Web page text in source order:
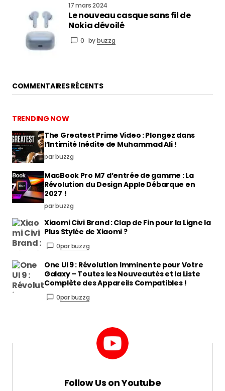
17 mars 2024
Le nouveau casque sans fil de
Nokia dévoilé
0 bybuzzg
COMMENTAIRES RÉCENTS
TRENDING NOW
The Greatest Prime Video : Plongez dans
l’Intimité Inédite de Muhammad Ali !
par buzzg
MacBook Pro M7 d’entrée de gamme : La
Révolution du Design Apple Débarque en
2027 !
par buzzg
Xiaomi Civi Brand : Clap de Fin pour la Ligne la
Plus Stylée de Xiaomi ?
0par buzzg
One UI 9 : Révolution Imminente pour Votre
Galaxy – Toutes les Nouveautés et la Liste
Complète des Appareils Compatibles !
0par buzzg
Follow Us on Youtube